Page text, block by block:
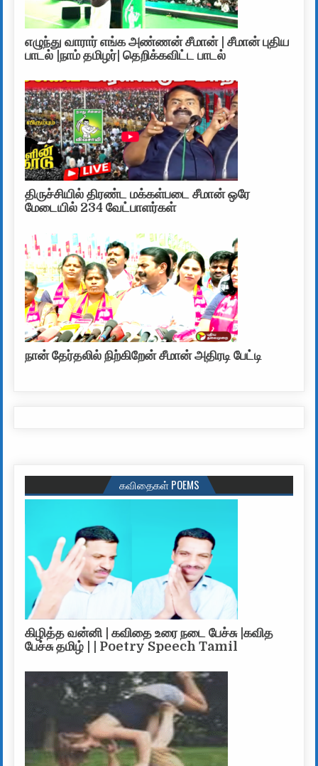
எழுந்து வாரார் எங்க அண்ணன் சீமான் | சீமான் புதிய
பாடல் |நாம் தமிழர்| தெறிக்கவிட்ட பாடல்
திருச்சியில் திரண்ட மக்கள்படை சீமான் ஒரே
மேடையில் 234 வேட்பாளர்கள்
நான் தேர்தலில் நிற்கிறேன் சீமான் அதிரடி பேட்டி
கவிதைகள் POEMS
கிழித்த வன்னி | கவிதை உரை நடை பேச்சு |கவித
பேச்சு தமிழ் | | Poetry Speech Tamil